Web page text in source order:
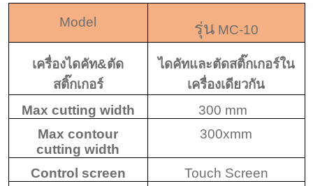
Model รุ่น MC-10
เครื่องไดคัท&ตัด
สติ๊กเกอร์
ไดคัทและตัดสติ๊กเกอร์ใน
เครื่องเดียวกัน
Max cutting width
300 mm
Max contour
cutting width
300xmm
Control screen
Touch Screen